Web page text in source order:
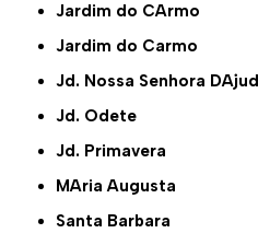
Jardim do CArmo
Jardim do Carmo
Jd. Nossa Senhora
Jd. Odete
Jd. Primavera
MAria Augusta
Santa Barbara